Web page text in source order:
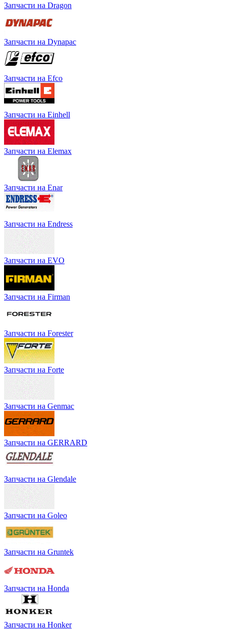
Запчасти на Dragon
Запчасти на Dynapac
Запчасти на Efco
Запчасти на Einhell
Запчасти на Elemax
Запчасти на Enar
Запчасти на Endress
Запчасти на EVO
Запчасти на Firman
Запчасти на Forester
Запчасти на Forte
Запчасти на Genmac
Запчасти на GERRARD
Запчасти на Glendale
Запчасти на Goleo
Запчасти на Gruntek
Запчасти на Honda
Запчасти на Honker